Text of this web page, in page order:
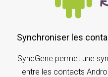
Synchroniser les
SyncGene permet une
entre les contacts